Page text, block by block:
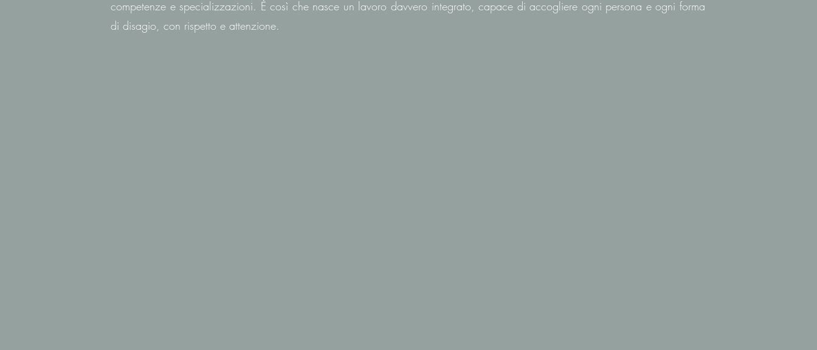
competenze e specializzazioni. È così che nasce un lavoro davvero integrato, capace di accogliere ogni persona e ogni forma
di disagio, con rispetto e attenzione.